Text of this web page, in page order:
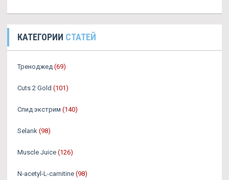
КАТЕГОРИИ СТАТЕЙ
Треноджед (69)
Cuts 2 Gold (101)
Спид экстрим (140)
Selank (98)
Muscle Juice (126)
N-acetyl-L-carnitine (98)